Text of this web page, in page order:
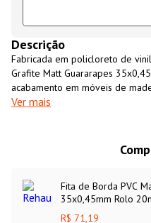
Descrição
Fabricada em policloreto de
Grafite Matt Guararapes
acabamento em móveis de
textura impressa semelhante ao
Ver mais
Fita de Borda PVC
35x0,45mm Rolo
R$ 71,19